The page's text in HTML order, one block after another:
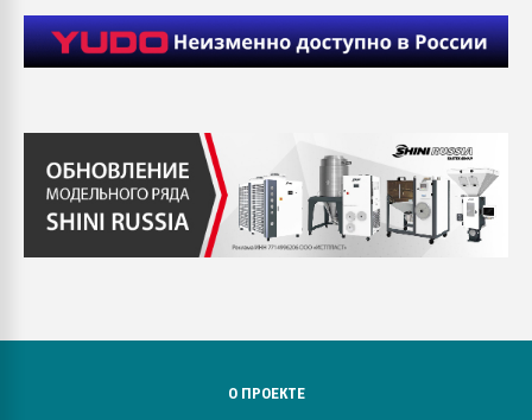
О ПРОЕКТЕ